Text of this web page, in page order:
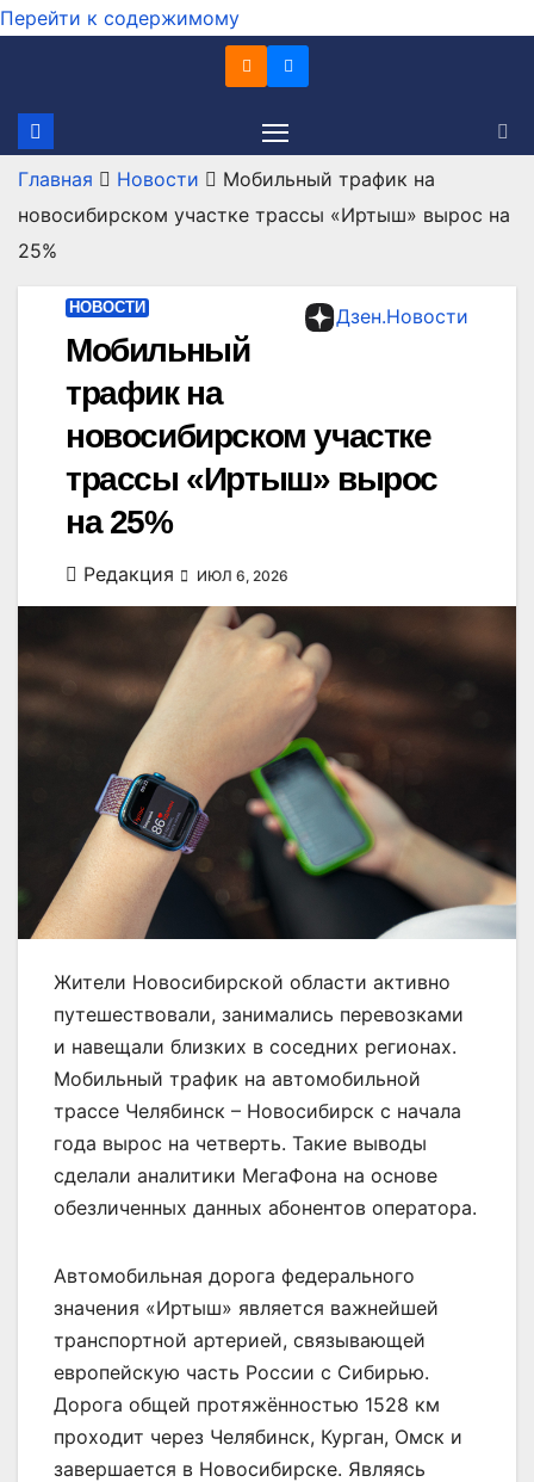
Перейти к содержимому
Главная Новости
Мобильный трафик на
новосибирском участке трассы «Иртыш» вырос на
25%
Дзен.Новости
НОВОСТИ
Мобильный
трафик на
новосибирском участке
трассы «Иртыш» вырос
на 25%
Редакция ИЮЛ 6, 2026
Жители Новосибирской области активно
путешествовали, занимались перевозками
и навещали близких в соседних регионах.
Мобильный трафик на автомобильной
трассе Челябинск – Новосибирск с начала
года вырос на четверть. Такие выводы
сделали аналитики МегаФона на основе
обезличенных данных абонентов оператора.
Автомобильная дорога федерального
значения «Иртыш» является важнейшей
транспортной артерией, связывающей
европейскую часть России с Сибирью.
Дорога общей протяжённостью 1528 км
проходит через Челябинск, Курган, Омск и
завершается в Новосибирске. Являясь